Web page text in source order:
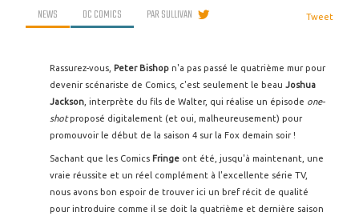
NEWS DC COMICS PARSULLIVAN Tweet
Rassurez-vous, Peter Bishop n'a pas passé le quatrième mur pour
devenir scénariste de Comics, c'est seulement le beau Joshua
Jackson , interprète du fils de Walter, qui réalise un épisode one-
shotproposé digitalement (et oui, malheureusement) pour
promouvoir le début de la saison 4 sur la Fox demain soir !
Sachant que les Comics Fringe ont été, jusqu'à maintenant, une
vraie réussite et un réel complément à l'excellente série TV,
nous avons bon espoir de trouver ici un bref récit de qualité
pour introduire comme il se doit la quatrième et dernière saison